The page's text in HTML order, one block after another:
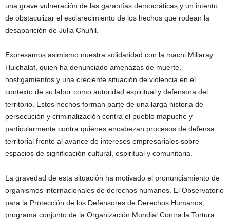
una grave vulneración de las garantías democráticas y un intento
de obstaculizar el esclarecimiento de los hechos que rodean la
desaparición de Julia Chuñil.
Expresamos asimismo nuestra solidaridad con la machi Millaray
Huichalaf, quien ha denunciado amenazas de muerte,
hostigamientos y una creciente situación de violencia en el
contexto de su labor como autoridad espiritual y defensora del
territorio. Estos hechos forman parte de una larga historia de
persecución y criminalización contra el pueblo mapuche y
particularmente contra quienes encabezan procesos de defensa
territorial frente al avance de intereses empresariales sobre
espacios de significación cultural, espiritual y comunitaria.
La gravedad de esta situación ha motivado el pronunciamiento de
organismos internacionales de derechos humanos. El Observatorio
para la Protección de los Defensores de Derechos Humanos,
programa conjunto de la Organización Mundial Contra la Tortura